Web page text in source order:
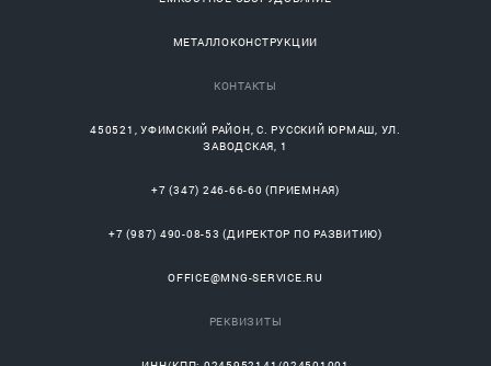
МЕТАЛЛОКОНСТРУКЦИИ
КОНТАКТЫ
450521 ,УФИМСКИЙ РАЙОН, С.РУССКИЙ ЮРМАШ, УЛ.
ЗАВОДСКАЯ, 1
+7 (347) 246-66-60 (ПРИЕМНАЯ)
+7 (987) 490-08-53 (ДИРЕКТОР ПО РАЗВИТИЮ)
OFFICE@MNG-SERVICE.RU
РЕКВИЗИТЫ